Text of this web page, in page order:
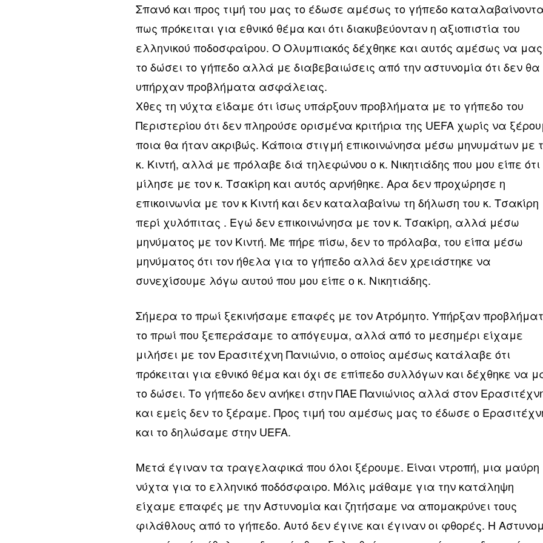
Σπανό και προς τιμή του μας το έδωσε αμέσως το γήπεδο
πως πρόκειται για εθνικό θέμα και ότι διακυβεύονταν η αξιοπιστία του
ελληνικού ποδοσφαίρου. Ο Ολυμπιακός δέχθηκε και αυτός αμέσως να μας
το δώσει το γήπεδο αλλά με διαβεβαιώσεις από την αστυνομία ότι δεν θα
υπήρχαν προβλήματα ασφάλειας.
Χθες τη νύχτα είδαμε ότι ίσως υπάρξουν προβλήματα με το γήπεδο του
Περιστερίου ότι δεν πληρούσε ορισμένα κριτήρια της UEFA χωρίς να
ποια θα ήταν ακριβώς. Κάποια στιγμή επικοινώνησα μέσω μηνυμάτων με
κ. Κιντή, αλλά με πρόλαβε διά τηλεφώνου ο κ. Νικητιάδης που μου είπε ότι
μίλησε με τον κ. Τσακίρη και αυτός αρνήθηκε. Αρα δεν προχώρησε η
επικοινωνία με τον κ Κιντή και δεν καταλαβαίνω τη δήλωση του κ. Τσακίρη
περί χυλόπιτας . Εγώ δεν επικοινώνησα με τον κ. Τσακίρη, αλλά μέσω
μηνύματος με τον Κιντή. Με πήρε πίσω, δεν το πρόλαβα, του είπα μέσω
μηνύματος ότι τον ήθελα για το γήπεδο αλλά δεν χρειάστηκε να
συνεχίσουμε λόγω αυτού που μου είπε ο κ. Νικητιάδης.
Σήμερα το πρωί ξεκινήσαμε επαφές με τον Ατρόμητο. Υπήρξαν
το πρωί που ξεπεράσαμε το απόγευμα, αλλά από το μεσημέρι είχαμε
μιλήσει με τον Ερασιτέχνη Πανιώνιο, ο οποίος αμέσως κατάλαβε ότι
πρόκειται για εθνικό θέμα και όχι σε επίπεδο συλλόγων και δέχθηκε να
το δώσει. Το γήπεδο δεν ανήκει στην ΠΑΕ Πανιώνιος αλλά στον
και εμείς δεν το ξέραμε. Προς τιμή του αμέσως μας το έδωσε ο
και το δηλώσαμε στην UEFA.
Μετά έγιναν τα τραγελαφικά που όλοι ξέρουμε. Είναι ντροπή, μια μαύρη
νύχτα για το ελληνικό ποδόσφαιρο. Μόλις μάθαμε για την κατάληψη
είχαμε επαφές με την Αστυνομία και ζητήσαμε να απομακρύνει τους
φιλάθλους από το γήπεδο. Αυτό δεν έγινε και έγιναν οι φθορές. Η